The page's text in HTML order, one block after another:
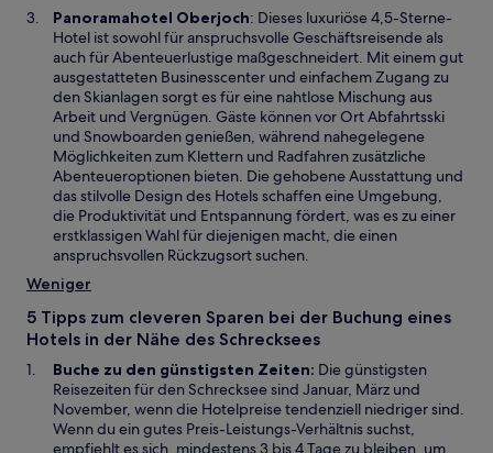
e
ö
f
f
n
e
t
u
e
n
F
e
n
s
t
e
r
g
e
ö
n
e
t
Panoramahotel OberjochW
i
r
d
i
n
e
i
n
e
m
n
e
n
F
n
s
t
e
: Dieses luxuriöse 4,5-Sterne-
Hotel ist sowohl für anspruchsvolle Geschäftsreisende als
auch für Abenteuerlustige maßgeschneidert. Mit einem gut
ausgestatteten Businesscenter und einfachem Zugang zu
den Skianlagen sorgt es für eine nahtlose Mischung aus
Arbeit und Vergnügen. Gäste können vor Ort Abfahrtsski
und Snowboarden genießen, während nahegelegene
Möglichkeiten zum Klettern und Radfahren zusätzliche
Abenteueroptionen bieten. Die gehobene Ausstattung und
das stilvolle Design des Hotels schaffen eine Umgebung,
die Produktivität und Entspannung fördert, was es zu einer
erstklassigen Wahl für diejenigen macht, die einen
anspruchsvollen Rückzugsort suchen.
Weniger
5 Tipps zum cleveren Sparen bei der Buchung eines
Hotels in der Nähe des Schrecksees
Buche zu den günstigsten Zeiten: Die günstigsten
Reisezeiten für den Schrecksee sind Januar, März und
November, wenn die Hotelpreise tendenziell niedriger sind.
Wenn du ein gutes Preis-Leistungs-Verhältnis suchst,
empfiehlt es sich, mindestens 3 bis 4 Tage zu bleiben, um